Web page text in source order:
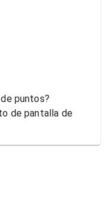
puntos?
de pantalla de